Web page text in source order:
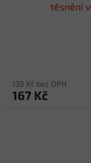
těsnění
138 Kč bez DPH
167 Kč